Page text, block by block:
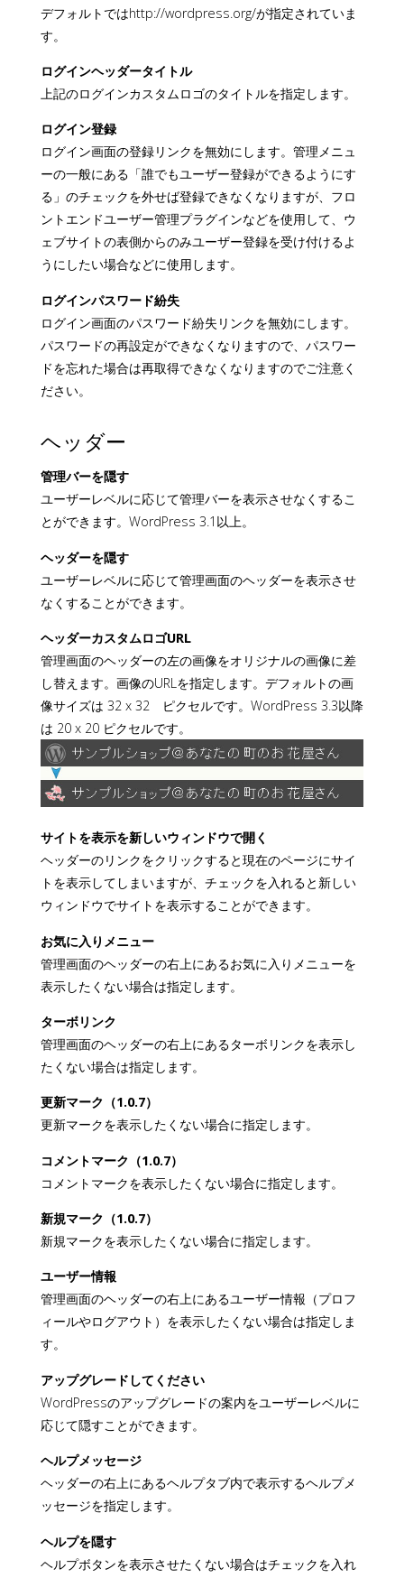
デフォルトではhttp://wordpress.org/が指定されていま
す。
ログインヘッダータイトル
上記のログインカスタムロゴのタイトルを指定します。
ログイン登録
ログイン画面の登録リンクを無効にします。管理メニュ
ーの一般にある「誰でもユーザー登録ができるようにす
る」のチェックを外せば登録できなくなりますが、フロ
ントエンドユーザー管理プラグインなどを使用して、ウ
ェブサイトの表側からのみユーザー登録を受け付けるよ
うにしたい場合などに使用します。
ログインパスワード紛失
ログイン画面のパスワード紛失リンクを無効にします。
パスワードの再設定ができなくなりますので、パスワー
ドを忘れた場合は再取得できなくなりますのでご注意く
ださい。
ヘッダー
管理バーを隠す
ユーザーレベルに応じて管理バーを表示させなくするこ
とができます。WordPress 3.1以上。
ヘッダーを隠す
ユーザーレベルに応じて管理画面のヘッダーを表示させ
なくすることができます。
ヘッダーカスタムロゴURL
管理画面のヘッダーの左の画像をオリジナルの画像に差
し替えます。画像のURLを指定します。デフォルトの画
像サイズは 32 x 32 ピクセルです。WordPress 3.3以降
は 20 x 20 ピクセルです。
サイトを表示を新しいウィンドウで開く
ヘッダーのリンクをクリックすると現在のページにサイ
トを表示してしまいますが、チェックを入れると新しい
ウィンドウでサイトを表示することができます。
お気に入りメニュー
管理画面のヘッダーの右上にあるお気に入りメニューを
表示したくない場合は指定します。
ターボリンク
管理画面のヘッダーの右上にあるターボリンクを表示し
たくない場合は指定します。
更新マーク（1.0.7）
更新マークを表示したくない場合に指定します。
コメントマーク（1.0.7）
コメントマークを表示したくない場合に指定します。
新規マーク（1.0.7）
新規マークを表示したくない場合に指定します。
ユーザー情報
管理画面のヘッダーの右上にあるユーザー情報（プロフ
ィールやログアウト）を表示したくない場合は指定しま
す。
アップグレードしてください
WordPressのアップグレードの案内をユーザーレベルに
応じて隠すことができます。
ヘルプメッセージ
ヘッダーの右上にあるヘルプタブ内で表示するヘルプメ
ッセージを指定します。
ヘルプを隠す
ヘルプボタンを表示させたくない場合はチェックを入れ